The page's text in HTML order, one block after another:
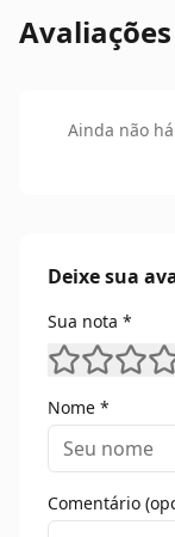
Avaliações
Ainda não
Deixe sua
Sua nota *
Nome *
Comentário